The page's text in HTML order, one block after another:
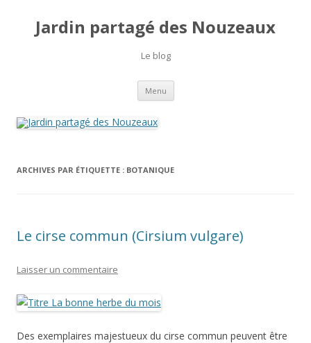
Jardin partagé des Nouzeaux
Le blog
Menu Aller
contenu
ARCHIVES PAR ÉTIQUETTE : BOTANIQUE
Le cirse commun (Cirsium vulgare)
Laisser un commentaire
Des exemplaires majestueux du cirse commun peuvent être